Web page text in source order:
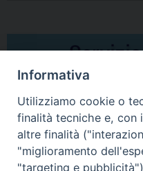
Comunicati Stampa
Informativa
Utilizziamo cookie o
finalità tecniche e, con
altre finalità
"miglioramento
"targeting e